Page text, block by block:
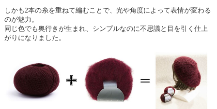
しかも2本の糸を重ねて編むことで、光や角度によって表情が変わる
のが魅力。
同じ色でも奥行きが生まれ、シンプルなのに不思議と目を引く仕上
がりになりました。